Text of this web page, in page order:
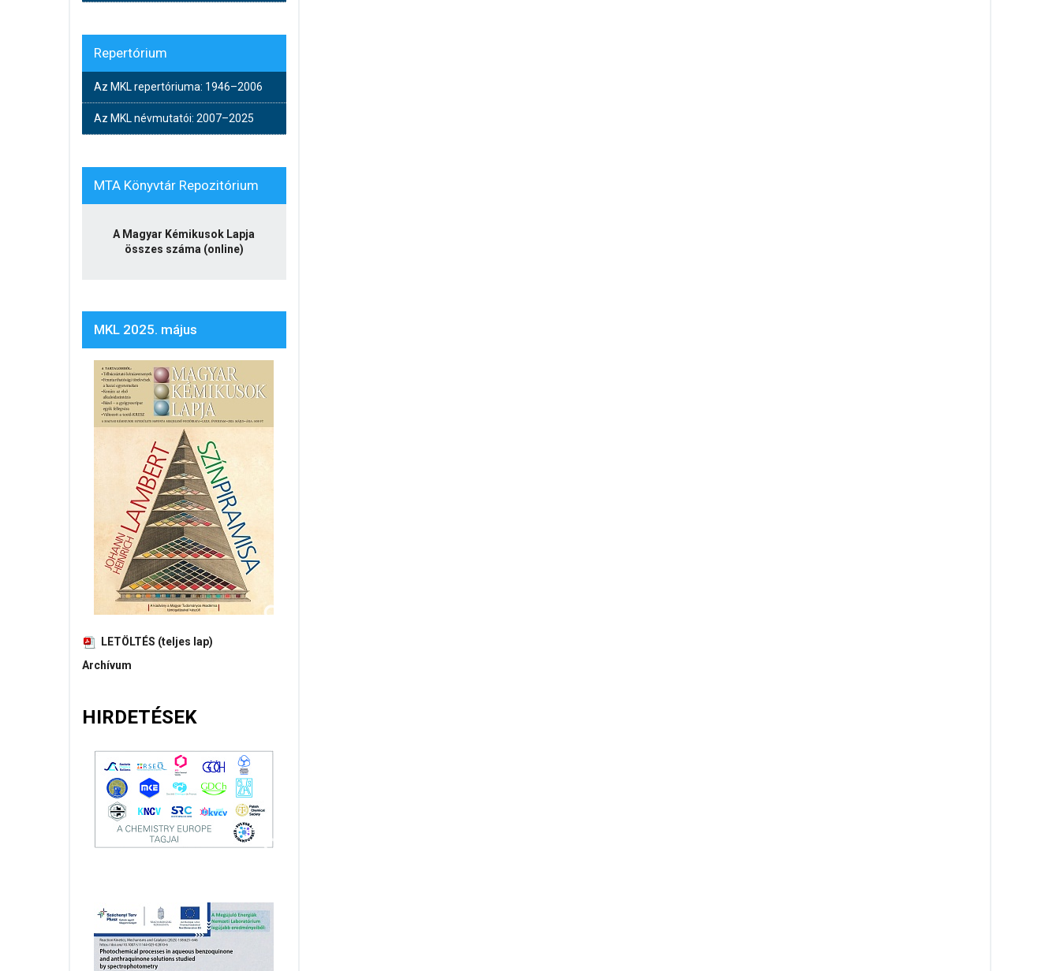
Repertórium
Az MKL repertóriuma: 1946–2006
Az MKL névmutatói: 2007–2025
MTA Könyvtár Repozitórium
A Magyar Kémikusok Lapja
összes száma (online)
MKL 2025. május
LETÖLTÉS (teljes lap)
Archívum
HIRDETÉSEK